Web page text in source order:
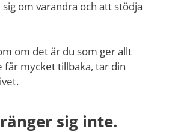
om varandra och att stödja
om det är du som ger allt
får mycket tillbaka, tar din
sig inte.